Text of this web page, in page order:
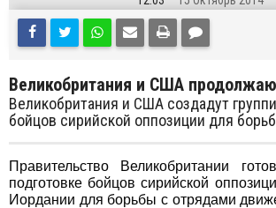
Великобритания и США
Великобритания и США создадут
бойцов сирийской оппозиции для
Правительство Великобритании
подготовке бойцов сирийской
Иордании для борьбы с отрядами